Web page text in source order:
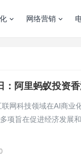
网络营销
：阿里蚂蚁投资
网科技领域在AI商业
项旨在促进经济发展